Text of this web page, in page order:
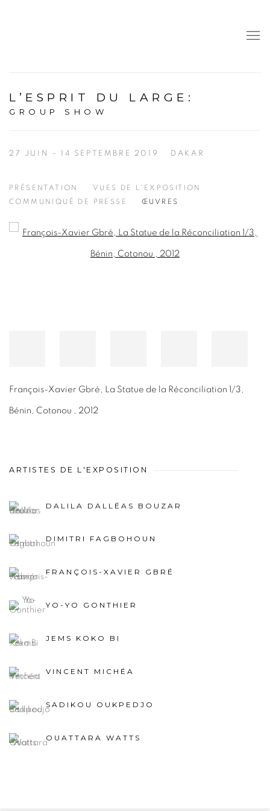
L’ESPRIT DU LARGE :
GROUP SHOW
27 JUIN - 14 SEPTEMBRE 2019 DAKAR
PRÉSENTATION
VUES DE L'EXPOSITION
COMMUNIQUÉ DE PRESSE
ŒUVRES
Open a larger version of the following image in a popup:
François-Xavier Gbré La Statue de la Réconciliation 1/3,
Bénin, Cotonou 2012
ARTISTES DE L'EXPOSITION
DALILA DALLÉAS BOUZAR
DIMITRI FAGBOHOUN
FRANÇOIS-XAVIER GBRÉ
YO-YO GONTHIER
JEMS KOKO BI
VINCENT MICHÉA
SADIKOU OUKPEDJO
OUATTARA WATTS